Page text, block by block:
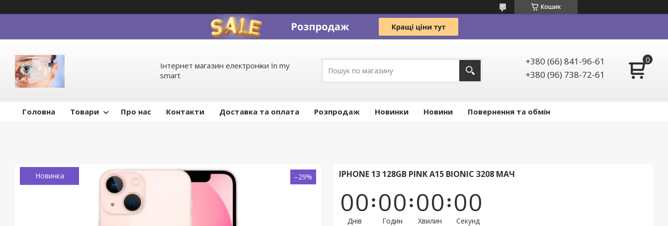
Кошик
Інтернет магазин електроніки In my
smart
+380 (66) 841-96-61
+380 (96) 738-72-61
Головна Товари Про нас Контакти Доставка та оплата Pозпродаж Новинки Новини Повернення та обмін
Новинка –29% IPHONE 13 128GB PINK A15 BIONIC 3208 МАЧ
00
Днів
00
Годин
00
Хвилин
00
Секунд